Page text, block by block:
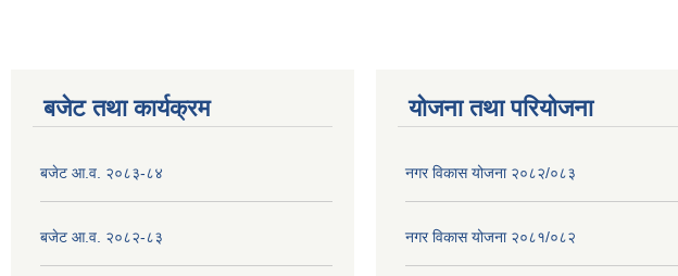
बजेट तथा कार्यक्रम
बजेट आ.व. २०८३-८४
बजेट आ.व. २०८२-८३
योजना तथा परियोजना
नगर विकास योजना २०८२/०८३
नगर विकास योजना २०८१/०८२